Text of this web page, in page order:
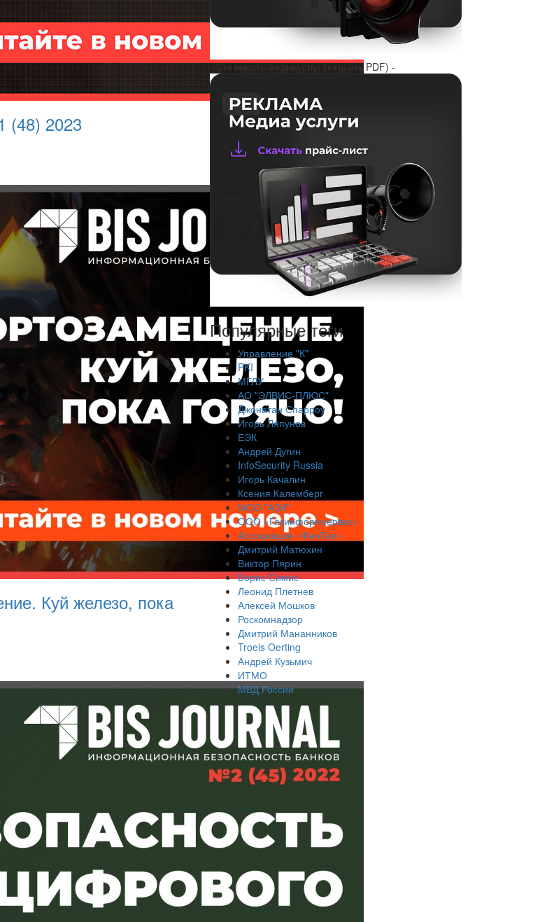
(48) 2023
Куй железо, пока
- Стоимость медиауслуг (открыть PDF) -
Популярные теги
Управление "К"
PKI
МГЛУ
АО "ЭЛВИС-ПЛЮС"
Джонатан Спарроу
Игорь Ляпунов
ЕЭК
Андрей Дугин
InfoSecurity Russia
Игорь Качалин
Ксения Калемберг
МОО "АЗИ"
ООО «Газинформсервис»
Ассоциация «ФинТех»
Дмитрий Матюхин
Виктор Пярин
Борис Симис
Леонид Плетнев
Алексей Мошков
Роскомнадзор
Дмитрий Мананников
Troels Oerting
Андрей Кузьмич
ИТМО
МВД России